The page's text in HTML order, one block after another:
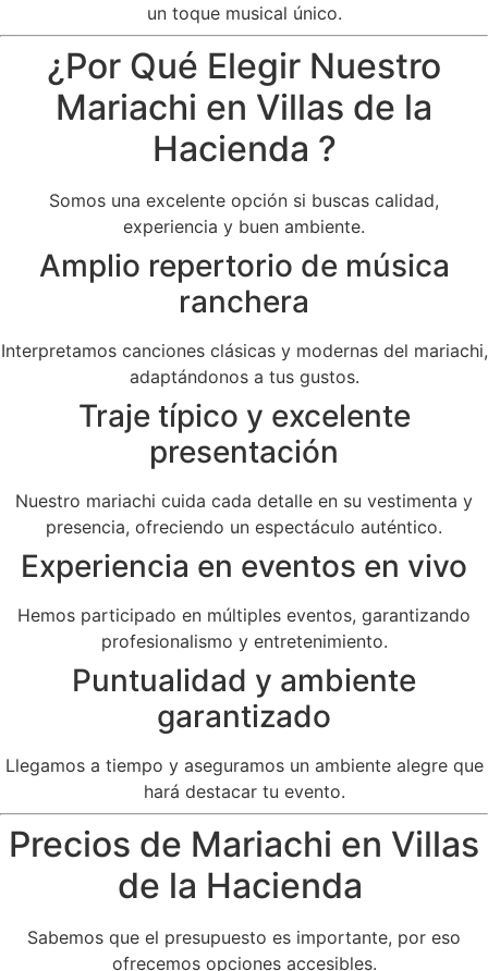
un toque musical único.
¿Por Qué Elegir Nuestro
Mariachi en Villas de la
Hacienda ?
Somos una excelente opción si buscas calidad,
experiencia y buen ambiente.
Amplio repertorio de música
ranchera
Interpretamos canciones clásicas y modernas del mariachi,
adaptándonos a tus gustos.
Traje típico y excelente
presentación
Nuestro mariachi cuida cada detalle en su vestimenta y
presencia, ofreciendo un espectáculo auténtico.
Experiencia en eventos en vivo
Hemos participado en múltiples eventos, garantizando
profesionalismo y entretenimiento.
Puntualidad y ambiente
garantizado
Llegamos a tiempo y aseguramos un ambiente alegre que
hará destacar tu evento.
Precios de Mariachi en Villas
de la Hacienda
Sabemos que el presupuesto es importante, por eso
ofrecemos opciones accesibles.